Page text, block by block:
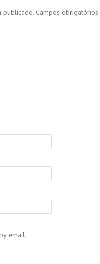
publicado. Campos
email.